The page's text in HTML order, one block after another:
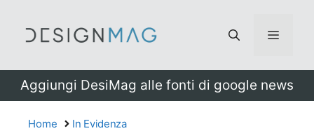
Menu
Aggiungi DesiMag alle fonti di google news
Home In Evidenza